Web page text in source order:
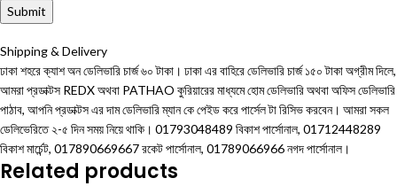
Shipping & Delivery
ঢাকা শহরে ক্যাশ অন ডেলিভারি চার্জ ৬০ টাকা। ঢাকা এর বাহিরে ডেলিভারি চার্জ ১৫০ টাকা অগ্রীম দিলে,
আমরা প্রডাক্টস REDX অথবা PATHAO কুরিয়ারের মাধ্যমে হোম ডেলিভারি অথবা অফিস ডেলিভারি
পাঠাব, আপনি প্রডাক্টস এর দাম ডেলিভারি ম্যান কে পেইড করে পার্সেল টা রিসিভ করবেন। আমরা সকল
ডেলিভেরিতে ২-৫ দিন সময় নিয়ে থাকি। 01793048489 বিকাশ পার্সোনাল, 01712448289
বিকাশ মার্চেন্ট, 017890669667 রকেট পার্সোনাল, 01789066966 নগদ পার্সোনাল।
Related products